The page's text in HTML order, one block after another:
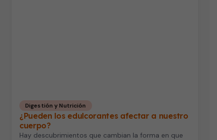
Digestión y Nutrición
¿Pueden los edulcorantes afectar a nuestro
cuerpo?
Hay descubrimientos que cambian la forma en que